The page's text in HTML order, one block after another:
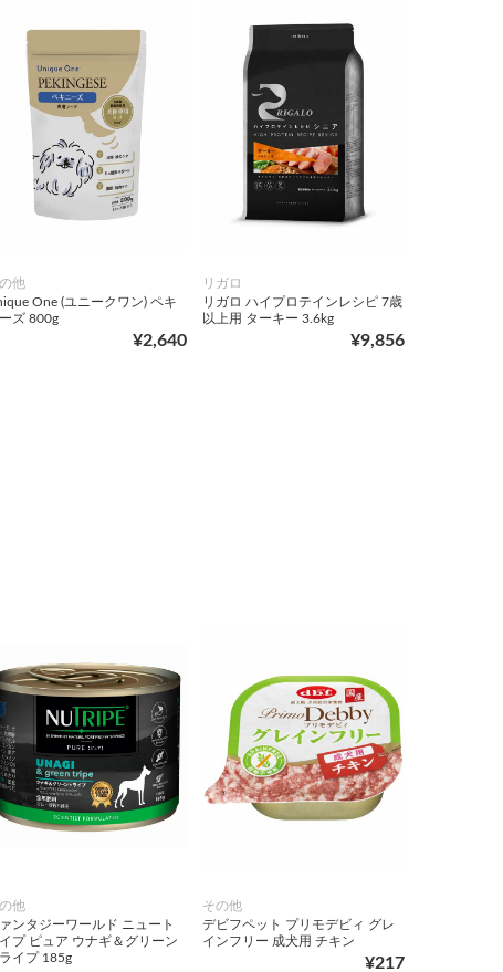
他
One (ユニークワン) ペキ
ズ 800g
¥2,640
リガロ
リガロ ハイプロテインレシピ 7歳
以上用 ターキー 3.6kg
¥9,856
他
ンタジーワールド ニュート
プ ピュア ウナギ＆グリーン
ライプ 185g
その他
デビフペット プリモデビィ グレ
インフリー 成犬用 チキン
¥217